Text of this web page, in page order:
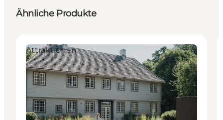
Ähnliche Produkte
Attraktionen